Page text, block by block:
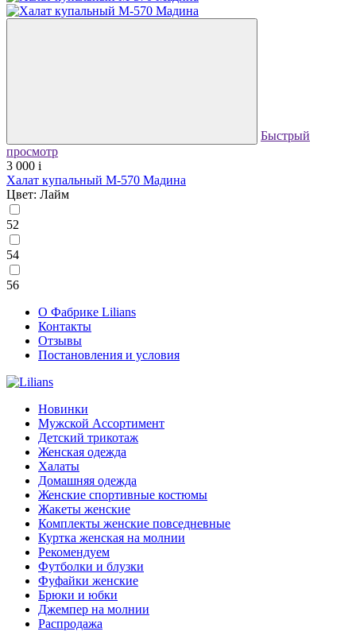
Быстрый
просмотр
3 000 i
Халат купальный М-570 Мадина
Цвет: Лайм
52
54
56
О Фабрике Lilians
Контакты
Отзывы
Постановления и условия
Новинки
Мужской Ассортимент
Детcкий трикотаж
Женская одежда
Халаты
Домашняя одежда
Женские спортивные костюмы
Жакеты женские
Комплекты женские повседневные
Куртка женская на молнии
Рекомендуем
Футболки и блузки
Фуфайки женские
Брюки и юбки
Джемпер на молнии
Распродажа